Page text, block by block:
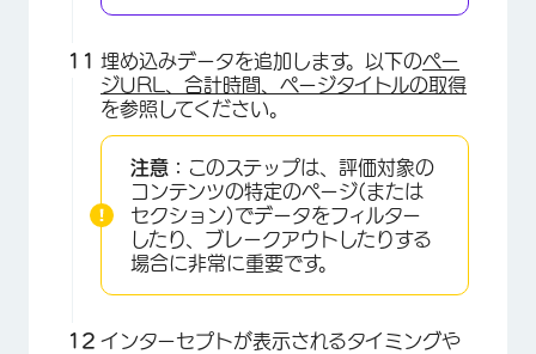
×
埋め込みデータを追加します。以下のペー
ジURL、合計時間、ページタイトルの取得
を参照してください。
注意： このステップは、評価対象の
コンテンツの特定のページ(または
セクション)でデータをフィルター
したり、ブレークアウトしたりする
場合に非常に重要です。
インターセプトが表示されるタイミングや